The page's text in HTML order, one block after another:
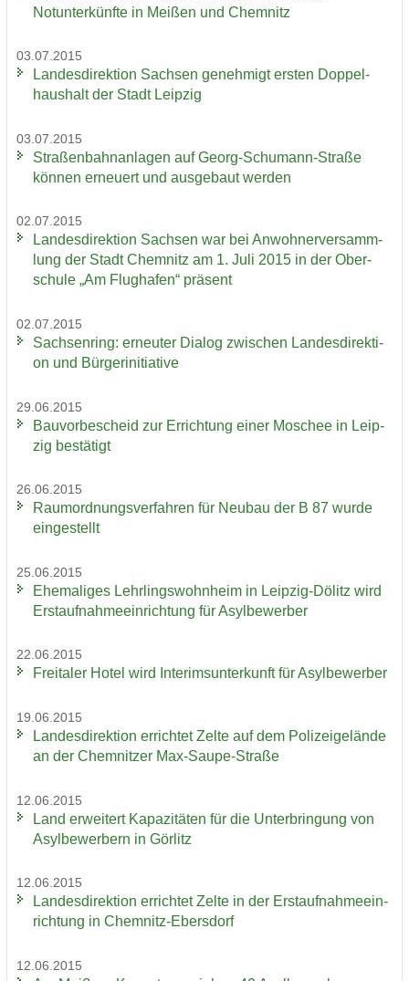
Notunter­künfte in Mei­ßen und Chem­nitz
03.07.2015
Lan­des­di­rek­ti­on Sach­sen ge­neh­migt ers­ten Dop­pel­
haus­halt der Stadt Leip­zig
03.07.2015
Stra­ßen­bahn­an­la­gen auf Georg-​Schumann-Straße
kön­nen er­neu­ert und aus­ge­baut wer­den
02.07.2015
Lan­des­di­rek­ti­on Sach­sen war bei An­woh­ner­ver­samm­
lung der Stadt Chem­nitz am 1. Juli 2015 in der Ober­
schu­le „Am Flug­ha­fen“ prä­sent
02.07.2015
Sach­sen­ring: er­neu­ter Dia­log zwi­schen Lan­des­di­rek­ti­
on und Bür­ger­initia­ti­ve
29.06.2015
Bau­vor­be­scheid zur Er­rich­tung einer Mo­schee in Leip­
zig be­stä­tigt
26.06.2015
Raum­ord­nungs­ver­fah­ren für Neu­bau der B 87 wurde
ein­ge­stellt
25.06.2015
Ehe­ma­li­ges Lehr­lings­wohn­heim in Leipzig-​Dölitz wird
Erst­auf­nah­me­ein­rich­tung für Asyl­be­wer­ber
22.06.2015
Frei­ta­ler Hotel wird In­te­rims­un­ter­kunft für Asyl­be­wer­ber
19.06.2015
Lan­des­di­rek­ti­on er­rich­tet Zelte auf dem Po­li­zei­ge­län­de
an der Chem­nit­zer Max-​Saupe-Straße
12.06.2015
Land er­wei­tert Ka­pa­zi­tä­ten für die Un­ter­brin­gung von
Asyl­be­wer­bern in Gör­litz
12.06.2015
Lan­des­di­rek­ti­on er­rich­tet Zelte in der Erst­auf­nah­me­ein­
rich­tung in Chemnitz-​Ebersdorf
12.06.2015